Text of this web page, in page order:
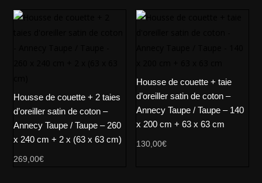
Housse de couette + 2 taies
d’oreiller satin de coton –
Annecy Taupe / Taupe – 260
x 240 cm + 2 x (63 x 63 cm)
269,00€
Housse de couette + taie
d’oreiller satin de coton –
Annecy Taupe / Taupe – 140
x 200 cm + 63 x 63 cm
130,00€